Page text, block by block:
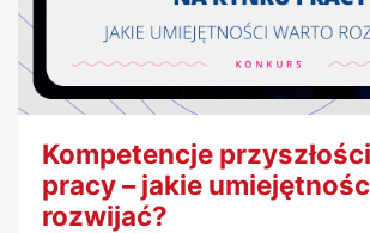
Kompetencje
pracy – jakie
rozwijać?